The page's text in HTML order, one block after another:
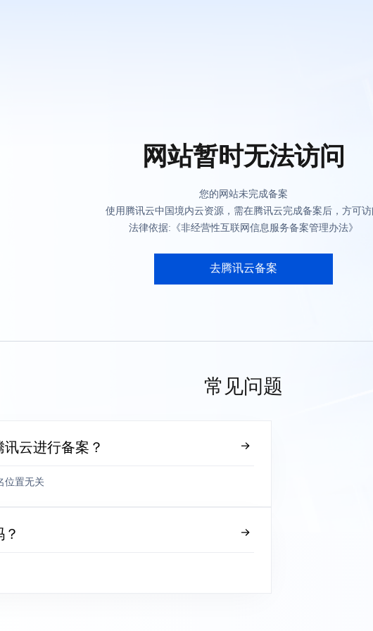
网站暂时无法访问
您的网站未完成备案
使用腾讯云中国境内云资源，需在腾讯云完成备案后，方可
法律依据:《非经营性互联网信息服务备案管理办法》
去腾讯云备案
常见问题
云进行备案？
位置无关